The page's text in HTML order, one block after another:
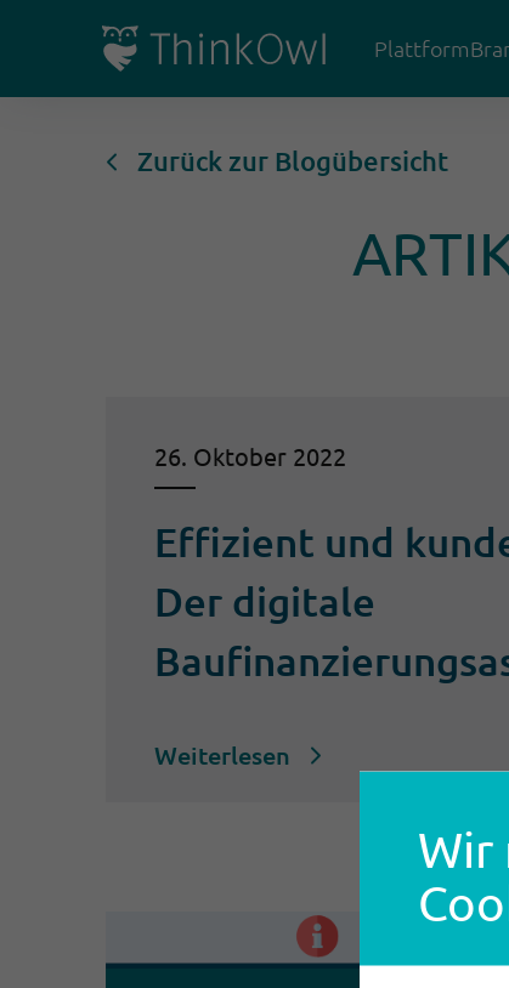
Wir
Plattform
Zurück zur Blogübersicht
26. Oktober 2022
Effizient und
Der digitale
Weiterlesen